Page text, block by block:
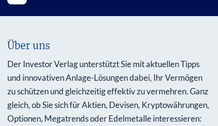
Über uns
Der Investor Verlag unterstützt Sie mit aktuellen Tipps
und innovativen Anlage-Lösungen dabei, Ihr Vermögen
zu schützen und gleichzeitig effektiv zu vermehren. Ganz
gleich, ob Sie sich für Aktien, Devisen, Kryptowährungen,
Optionen, Megatrends oder Edelmetalle interessieren: